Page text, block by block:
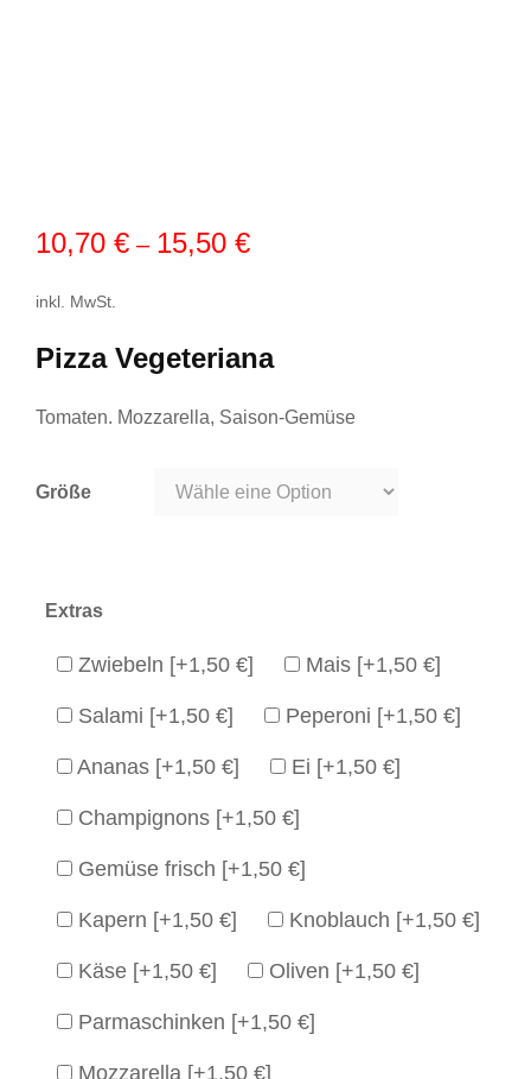
10,70 € – 15,50 €
inkl. MwSt.
Pizza Vegeteriana
Tomaten. Mozzarella, Saison-Gemüse
Größe
Extras
Zwiebeln [+1,50 €] Mais [+1,50 €]
Salami [+1,50 €] Peperoni [+1,50 €]
Ananas [+1,50 €] Ei [+1,50 €]
Champignons [+1,50 €]
Gemüse frisch [+1,50 €]
Kapern [+1,50 €] Knoblauch [+1,50 €]
Käse [+1,50 €] Oliven [+1,50 €]
Parmaschinken [+1,50 €]
Mozzarella [+1,50 €]